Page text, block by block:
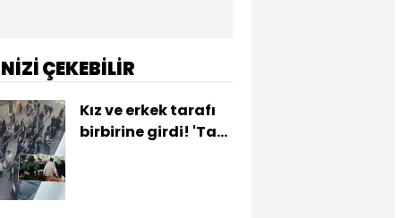
ÇEKEBİLİR
Kız ve erkek tarafı
birbirine girdi! 'Takı'